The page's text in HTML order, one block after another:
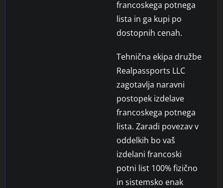
francoskega potnega
lista in ga kupi po
dostopnih cenah.
Tehnična ekipa družbe
Realpassports LLC
zagotavlja naravni
postopek izdelave
francoskega potnega
lista. Zaradi povezav v
oddelkih bo vaš
izdelani francoski
potni list 100% fizično
in sistemsko enak